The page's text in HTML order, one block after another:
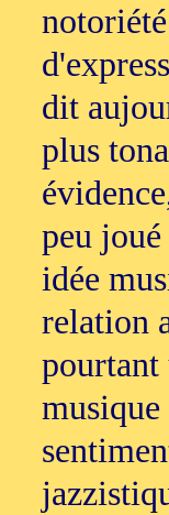
dit
plus
peu
idée
relation